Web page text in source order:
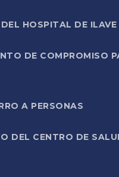
HOSPITAL DE ILAVE
DE COMPROMISO
A PERSONAS
DEL CENTRO DE